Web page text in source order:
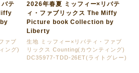
テ
ァブ
ング)
2026年春夏 ミッフィー×リバテ
ィ・ファブリックス The Miffy
Picture book Collection by
Liberty
生地 ミッフィー×リバティ・ファブ
リックス Counting(カウンティング)
DC35977-TDD-26ET(ライトグレー)